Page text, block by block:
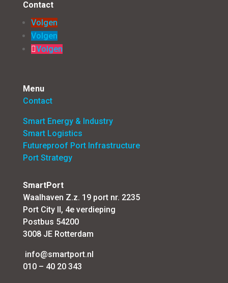
Contact
Volgen
Volgen
Volgen
Menu
Contact
Smart Energy & Industry
Smart Logistics
Futureproof Port Infrastructure
Port Strategy
SmartPort
Waalhaven Z.z. 19 port nr. 2235
Port City II, 4e verdieping
Postbus 54200
3008 JE Rotterdam
info@smartport.nl
010 – 40 20 343